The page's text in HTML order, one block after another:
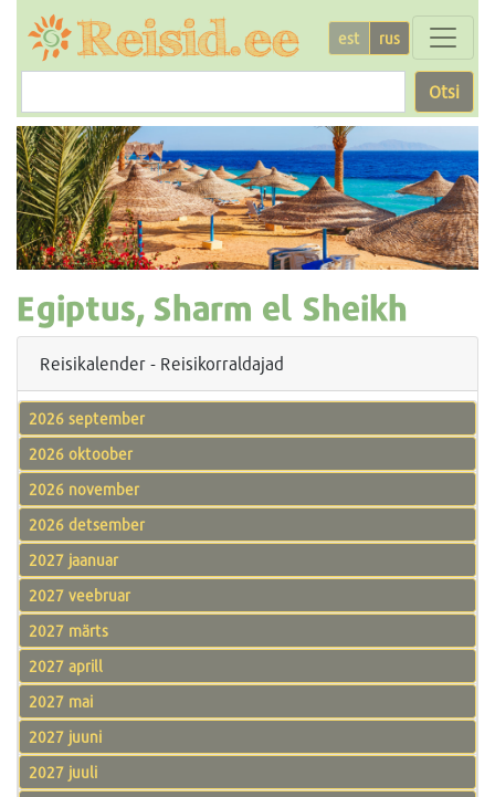
est rus
Otsi
Egiptus, Sharm el Sheikh
Reisikalender - Reisikorraldajad
2026 september
2026 oktoober
2026 november
2026 detsember
2027 jaanuar
2027 veebruar
2027 märts
2027 aprill
2027 mai
2027 juuni
2027 juuli